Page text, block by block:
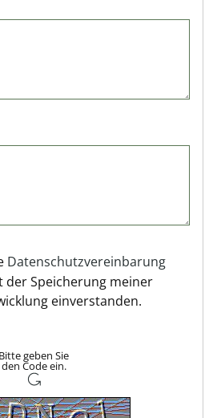
Datenschutzvereinbarung
der Speicherung meiner
einverstanden.
Bitte geben Sie
den Code ein.